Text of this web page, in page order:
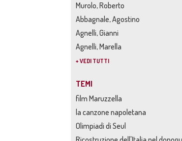
Murolo, Roberto
Abbagnale, Agostino
Agnelli, Gianni
Agnelli, Marella
+ VEDI TUTTI
TEMI
film Maruzzella
la canzone napoletana
Olimpiadi di Seul